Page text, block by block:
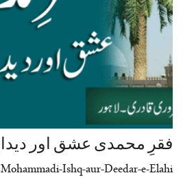
Mohammadi-Ishq-aur-Deedar-e-Elahi